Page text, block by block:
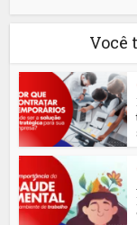
Você